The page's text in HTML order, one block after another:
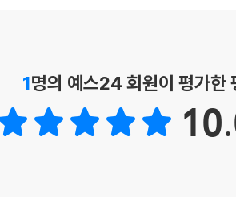
는 자못 의기양양하게 이사 간 곳에서 오래
캄캄한 밤이 되자 무섭고 슬프고 쓸쓸하
1명의 예스24 회원이 평가한